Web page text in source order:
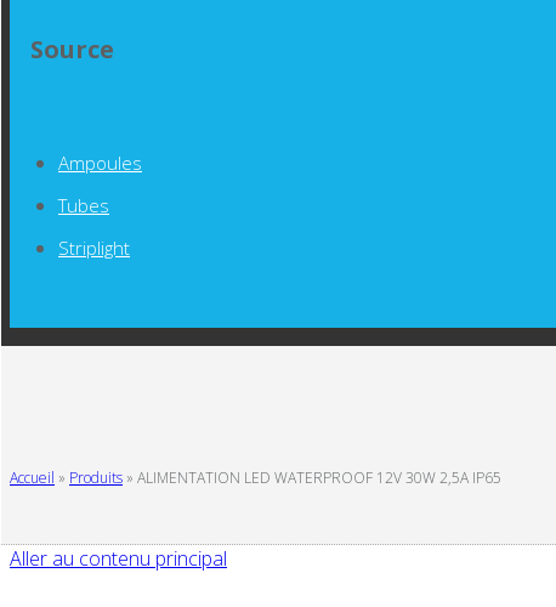
Source
Ampoules
Tubes
Striplight
Accueil » Produits » ALIMENTATION LED WATERPROOF 12V 30W 2,5A IP65
Aller au contenu principal